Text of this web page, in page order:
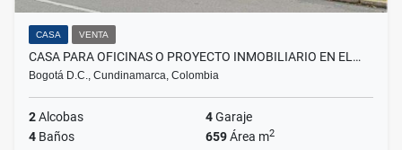
CASA VENTA
CASA PARA OFICINAS O PROYECTO INMOBILIARIO EN EL…
Bogotá D.C., Cundinamarca, Colombia
2Alcobas 4Garaje
4 Baños 659Área m2